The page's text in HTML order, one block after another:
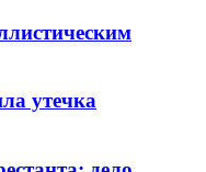
утечка